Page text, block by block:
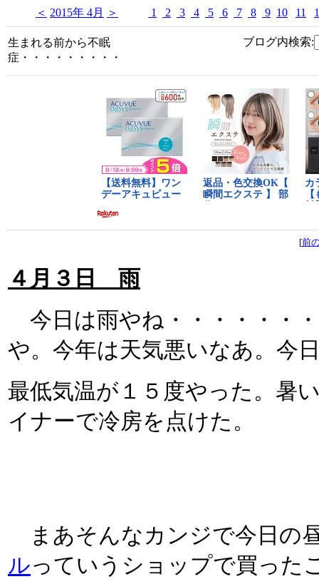
＜ 2015年 4月 ＞ 1 2 3 4 5 6 7 8 9 10 11
生まれる前から不眠
症・・・・・・・・・
ブログ内検索:
[前
４月３日 雨
今日は雨やね・・・・・・
や。今年は天気悪いなあ。今
最低気温が１５度やった。暑
イナーで冷房を点けた。
まあそんなカンジで今日の
ルっていうショップで買った